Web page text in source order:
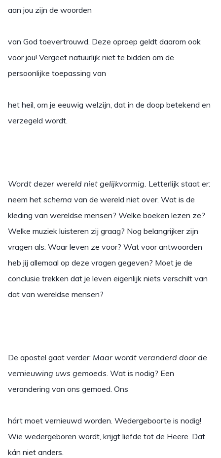
aan jou zijn de woorden
van God toevertrouwd. Deze oproep geldt daarom ook
voor jou! Vergeet natuurlijk niet te bidden om de
persoonlijke toepassing van
het heil, om je eeuwig welzijn, dat in de doop betekend en
verzegeld wordt.
Wordt dezer wereld niet gelijkvormig. Letterlijk staat er:
neem het schema van de wereld niet over. Wat is de
kleding van wereldse mensen? Welke boeken lezen ze?
Welke muziek luisteren zij graag? Nog belangrijker zijn
vragen als: Waar leven ze voor? Wat voor antwoorden
heb jij allemaal op deze vragen gegeven? Moet je de
conclusie trekken dat je leven eigenlijk niets verschilt van
dat van wereldse mensen?
De apostel gaat verder: Maar wordt veranderd door de
vernieuwing uws gemoeds. Wat is nodig? Een
verandering van ons gemoed. Ons
hárt moet vernieuwd worden. Wedergeboorte is nodig!
Wie wedergeboren wordt, krijgt liefde tot de Heere. Dat
kán niet anders.